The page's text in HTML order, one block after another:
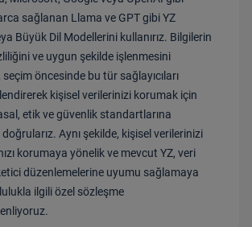
sağlanan Llama ve GPT gibi YZ
Büyük Dil Modellerini kullanırız. Bilgilerin
ve uygun şekilde işlenmesini
öncesinde bu tür sağlayıcıları
kişisel verilerinizi korumak için
etik ve güvenlik standartlarına
doğrularız. Aynı şekilde, kişisel verilerinizi
korumaya yönelik ve mevcut YZ, veri
düzenlemelerine uyumu sağlamaya
ilgili özel sözleşme